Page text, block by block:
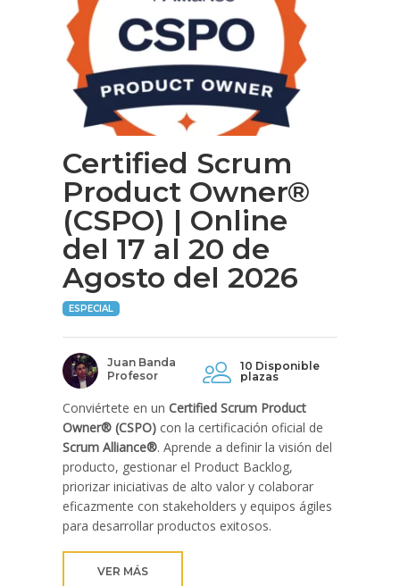
Certified Scrum
Product Owner®
(CSPO) | Online
del 17 al 20 de
Agosto del 2026
ESPECIAL
Juan Banda
Profesor
10 Disponible
plazas
Conviértete en un Certified Scrum Product
Owner® (CSPO) con la certificación oficial de
Scrum Alliance®. Aprende a definir la visión del
producto, gestionar el Product Backlog,
priorizar iniciativas de alto valor y colaborar
eficazmente con stakeholders y equipos ágiles
para desarrollar productos exitosos.
VER MÁS